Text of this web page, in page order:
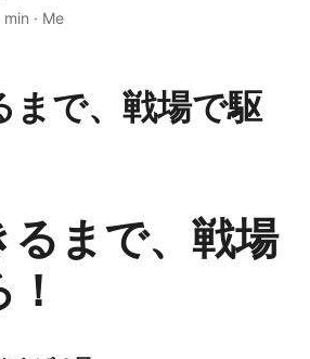
min · Me
まで、戦場で駆
るまで、戦場